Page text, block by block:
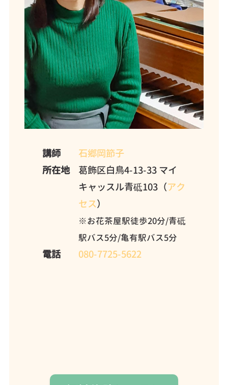
講師
石郷岡節子
所在地
葛飾区白鳥4-13-33 マイ
キャッスル青砥103（アク
セス）
※お花茶屋駅徒歩20分/青砥
駅バス5分/亀有駅バス5分
電話 080-7725-5622